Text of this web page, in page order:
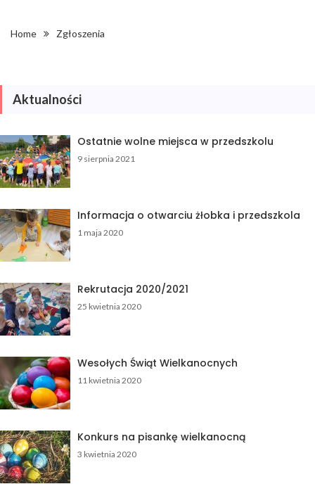
Home Zgłoszenia
Aktualności
Ostatnie wolne miejsca w przedszkolu
9 sierpnia 2021
Informacja o otwarciu żłobka i przedszkola
1 maja 2020
Rekrutacja 2020/2021
25 kwietnia 2020
Wesołych Świąt Wielkanocnych
11 kwietnia 2020
Konkurs na pisankę wielkanocną
3 kwietnia 2020